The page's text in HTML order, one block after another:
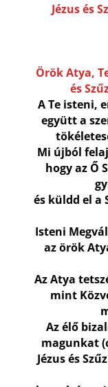
Jézus és
Örök Atya,
és
A Te isteni,
együtt a
Mi újból
hogy az Ő
és küldd el a
Isteni
az örök
Az Atya
mint
Az élő
magunkat
Jézus és